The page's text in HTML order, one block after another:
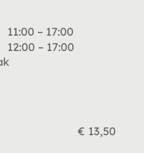
11:00 – 17:00
12:00 – 17:00
€ 13,50